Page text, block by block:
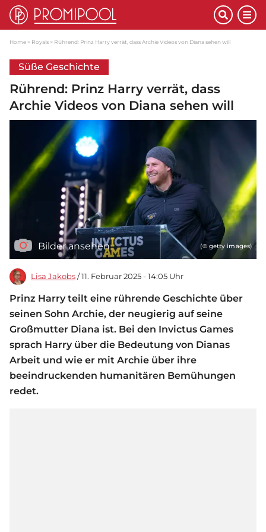
Home Royals Rührend: Prinz Harry verrät, dass Archie Videos von Diana sehen will
Süße Geschichte
Rührend: Prinz Harry verrät, dass
Archie Videos von Diana sehen will
Bilder ansehen (© getty images)
Lisa Jakobs / 11. Februar 2025 - 14:05 Uhr
Prinz Harry teilt eine rührende Geschichte über
seinen Sohn Archie, der neugierig auf seine
Großmutter Diana ist. Bei den Invictus Games
sprach Harry über die Bedeutung von Dianas
Arbeit und wie er mit Archie über ihre
beeindruckenden humanitären Bemühungen
redet.